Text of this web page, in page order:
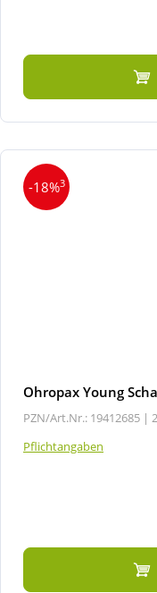
-18%3
Ohropax Young
PZN/Art.Nr.: 19412685 |
Pflichtangaben